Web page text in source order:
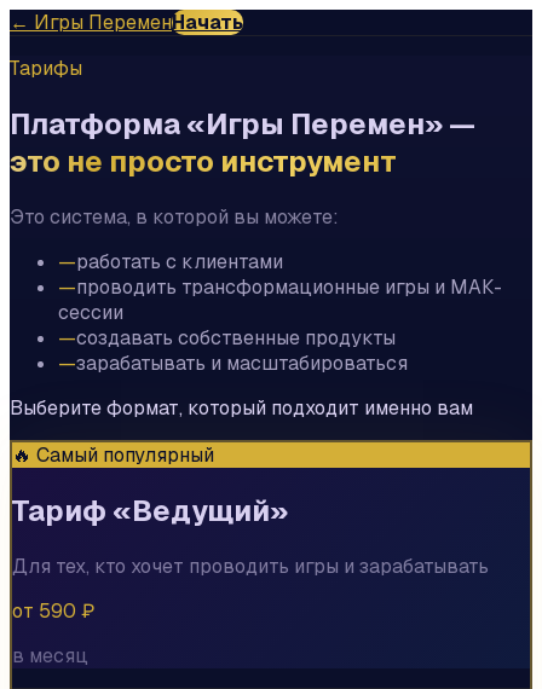
← Игры ПеременНачать
Тарифы
Платформа «Игры Перемен» —
это не просто инструмент
Это система, в которой вы можете:
—работать с клиентами
—проводить трансформационные игры и МАК-
сессии
—создавать собственные продукты
—зарабатывать и масштабироваться
Выберите формат, который подходит именно вам
🔥 Самый популярный
Тариф «Ведущий»
Для тех, кто хочет проводить игры и зарабатывать
от 590 ₽
в месяц